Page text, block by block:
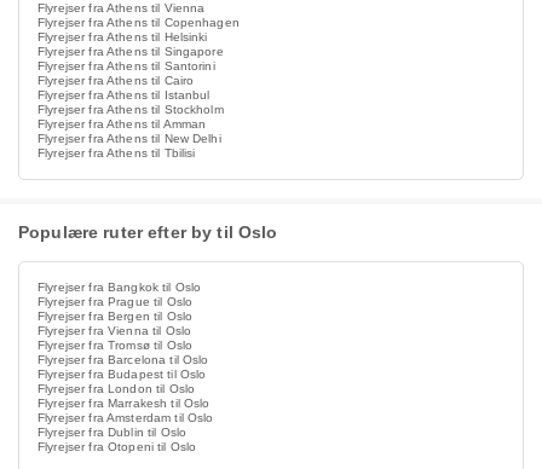
Flyrejser fra Athens til Vienna
Flyrejser fra Athens til Copenhagen
Flyrejser fra Athens til Helsinki
Flyrejser fra Athens til Singapore
Flyrejser fra Athens til Santorini
Flyrejser fra Athens til Cairo
Flyrejser fra Athens til Istanbul
Flyrejser fra Athens til Stockholm
Flyrejser fra Athens til Amman
Flyrejser fra Athens til New Delhi
Flyrejser fra Athens til Tbilisi
Populære ruter efter by til Oslo
Flyrejser fra Bangkok til Oslo
Flyrejser fra Prague til Oslo
Flyrejser fra Bergen til Oslo
Flyrejser fra Vienna til Oslo
Flyrejser fra Tromsø til Oslo
Flyrejser fra Barcelona til Oslo
Flyrejser fra Budapest til Oslo
Flyrejser fra London til Oslo
Flyrejser fra Marrakesh til Oslo
Flyrejser fra Amsterdam til Oslo
Flyrejser fra Dublin til Oslo
Flyrejser fra Otopeni til Oslo